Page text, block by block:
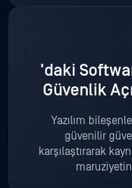
'daki Software
Güvenlik
Yazılım
güvenilir
karşılaştırarak